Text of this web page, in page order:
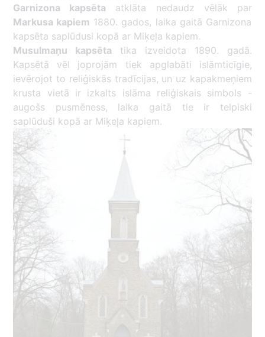
Garnizona kapsēta atklāta nedaudz vēlāk par
Markusa kapiem 1880. gados, laika gaitā Garnizona
kapsēta saplūdusi kopā ar Miķeļa kapiem.
Musulmaņu kapsēta tika izveidota 1890. gadā.
Kapsētā vēl joprojām tiek apglabāti islāmticīgie,
ievērojot to reliģiskās tradīcijas, un uz kapakmeņiem
krusta vietā ir izkalts islāma reliģiskais simbols -
augošs pusmēness, laika gaitā tie ir telpiski
saplūduši kopā ar Miķeļa kapiem.